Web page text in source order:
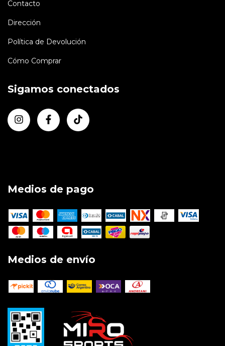
Contacto
Dirección
Política de Devolución
Cómo Comprar
Sigamos conectados
Medios de pago
Medios de envío